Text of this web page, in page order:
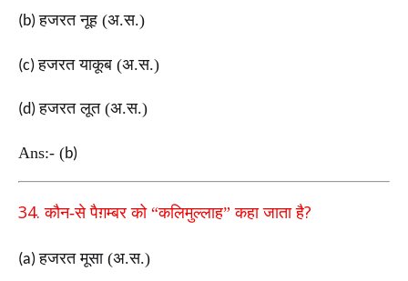
(b)हजरत नूह (अ.स.)
(c)हजरत याकूब (अ.स.)
(d)हजरत लूत (अ.स.)
Ans:- (b)
34.कौन-से पैग़म्बर को “कलिमुल्लाह” कहा जाता है?
(a)हजरत मूसा (अ.स.)